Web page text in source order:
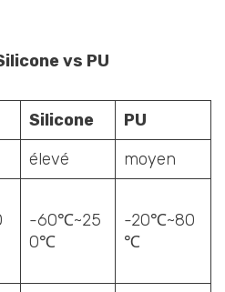
vs PU
Silicone
PU
élevé
moyen
-60℃~25
0℃
-20℃~80
℃